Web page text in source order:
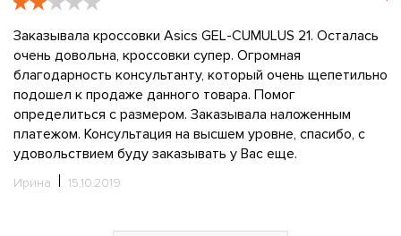
Заказывала кроссовки Asics GEL-CUMULUS 21. Осталась
очень довольна, кроссовки супер. Огромная
благодарность консультанту, который очень щепетильно
подошел к продаже данного товара. Помог
определиться с размером. Заказывала наложенным
платежом. Консультация на высшем уровне, спасибо, с
удовольствием буду заказывать у Вас еще.
Ирина 15.10.2019